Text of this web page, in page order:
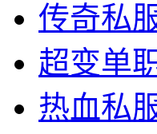
传奇私
超变单
热血私